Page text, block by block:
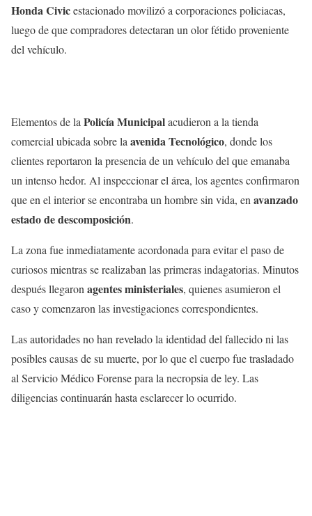
Honda Civicestacionado movilizó a corporaciones policiacas,
luego de que compradores detectaran un olor fétido proveniente
del vehículo.
Elementos de la Policía Municipalacudieron a la tienda
comercial ubicada sobre la avenida Tecnológico, donde los
clientes reportaron la presencia de un vehículo del que emanaba
un intenso hedor. Al inspeccionar el área, los agentes confirmaron
que en el interior se encontraba un hombre sin vida, en avanzado
estado de descomposición.
La zona fue inmediatamente acordonada para evitar el paso de
curiosos mientras se realizaban las primeras indagatorias. Minutos
después llegaron agentes ministeriales, quienes asumieron el
caso y comenzaron las investigaciones correspondientes.
Las autoridades no han revelado la identidad del fallecido ni las
posibles causas de su muerte, por lo que el cuerpo fue trasladado
al Servicio Médico Forense para la necropsia de ley. Las
diligencias continuarán hasta esclarecer lo ocurrido.